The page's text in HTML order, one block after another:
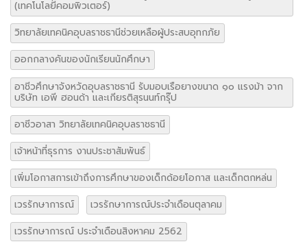
(เทคโนโลยีคอมพิวเตอร์)
วิทยาลัยเทคนิคอุบลราชธานีช่วยเหลือผู้ประสบอุทกภัย
ออกกลางคันของนักเรียนนักศึกษา
อาชีวศึกษาจังหวัดอุบลราชธานี รับมอบเรือยางขนาด ๑๐ แรงม้า จาก
บริษัท เอพี ฮอนด้า และเกียรติสุรนนท์กรุ๊ป
อาชีวอาสา วิทยาลัยเทคนิคอุบลราชธานี
เจ้าหน้าที่ธุรการ งานประชาสัมพันธ์
เพิ่มโอกาสการเข้าถึงการศึกษาของเด็กด้อยโอกาส และเด็กตกหล่น
เวรรักษาการณ์
เวรรักษาการณ์ประจำเดือนตุลาคม
เวรรักษาการณ์ ประจำเดือนสิงหาคม 2562